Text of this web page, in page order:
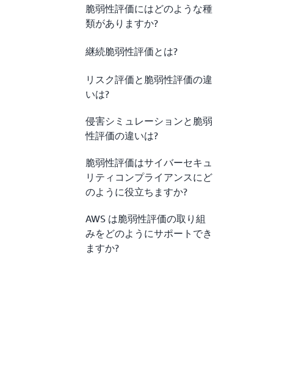
脆弱性評価にはどのような種
類がありますか?
継続脆弱性評価とは?
リスク評価と脆弱性評価の違
いは?
侵害シミュレーションと脆弱
性評価の違いは?
脆弱性評価はサイバーセキュ
リティコンプライアンスにど
のように役立ちますか?
AWS は脆弱性評価の取り組
みをどのようにサポートでき
ますか?